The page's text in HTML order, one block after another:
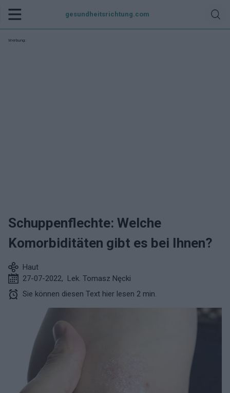
gesundheitsrichtung.com
Werbung:
Schuppenflechte: Welche
Komorbiditäten gibt es bei Ihnen?
Haut
27-07-2022, Lek. Tomasz Nęcki
Sie können diesen Text hier lesen 2 min.